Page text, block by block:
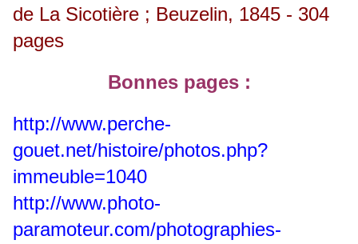
de La Sicotière ; Beuzelin, 1845 - 304
pages
Bonnes pages :
http://www.perche-
gouet.net/histoire/photos.php?
immeuble=1040
http://www.photo-
paramoteur.com/photographies-